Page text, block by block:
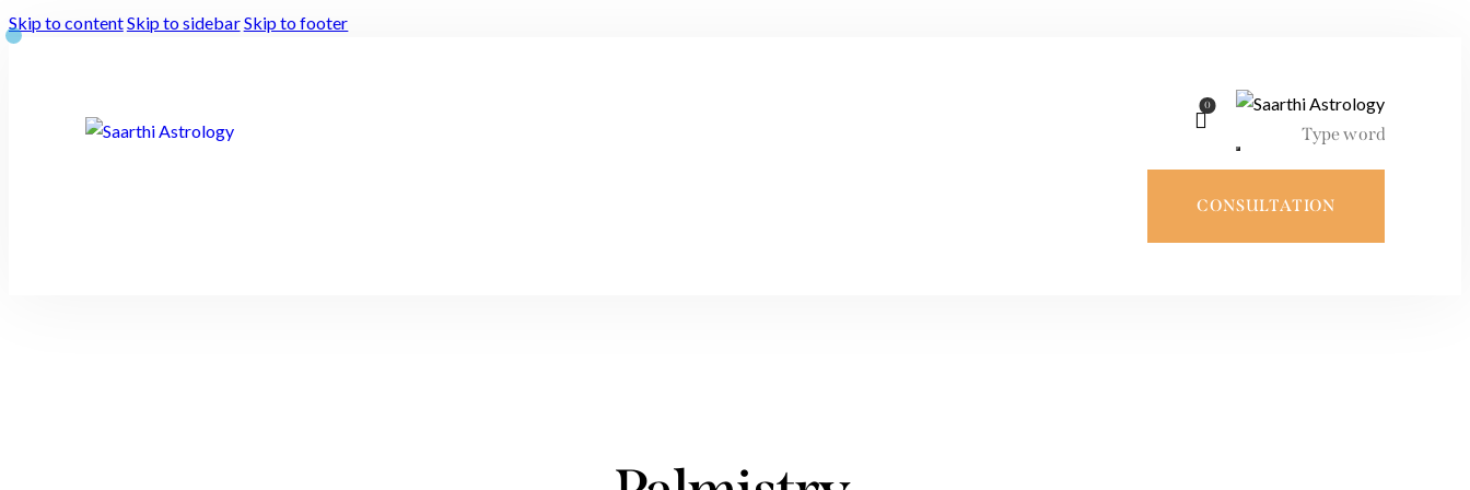
Skip to contentSkip to sidebarSkip to footer
0
CONSULTATION